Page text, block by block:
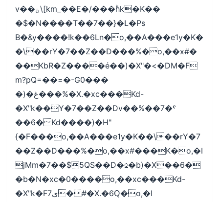
v��ؾ\[km_��E�/���ۗhk�K��
�$�N����T��7��}�L�Ps
B�&y����!k��6Ln�o,��A���e1y�K�
�\��rY�7��Z��D���%�o,��x#�
��KbR�Z����e҆��)�X"�<�DM�F
m?pQ=��=�-G0���
�)�غ���%�X.�xc���Kd-
�X"k��Y�7��Z��Dv��%��7�ˤ
��6�Kd����)�H"
{�F���o,��A���e1y�K��\��rY�7
��Z��D���%�o,��x#���K�o,�I
jMm�7��$5QS��D�⍜�b)�X��6�
�b�N�xc�0����o,��xc���Kd-
�X"k�Fى7�#�X.�6Ԛ�o,�I